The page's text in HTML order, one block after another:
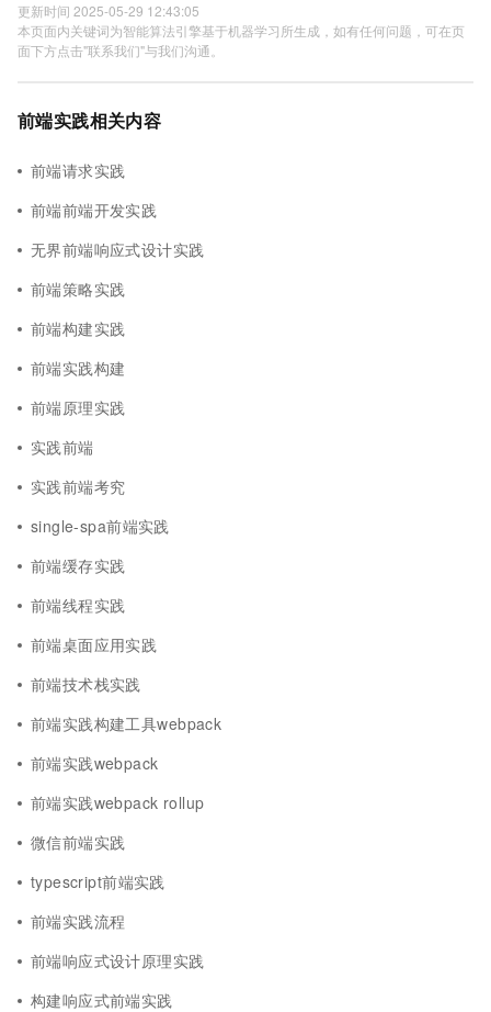
更新时间 2025-05-29 12:43:05
本页面内关键词为智能算法引擎基于机器学习所生成，如有任何问题，可在页
面下方点击"联系我们"与我们沟通。
前端实践相关内容
前端请求实践
前端前端开发实践
无界前端响应式设计实践
前端策略实践
前端构建实践
前端实践构建
前端原理实践
实践前端
实践前端考究
single-spa前端实践
前端缓存实践
前端线程实践
前端桌面应用实践
前端技术栈实践
前端实践构建工具webpack
前端实践webpack
前端实践webpack rollup
微信前端实践
typescript前端实践
前端实践流程
前端响应式设计原理实践
构建响应式前端实践